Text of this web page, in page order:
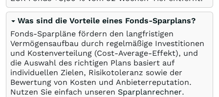
Was sind die Vorteile eines Fonds-Sparplans?
Fonds-Sparpläne fördern den langfristigen
Vermögensaufbau durch regelmäßige Investitionen
und Kostenverteilung (Cost-Average-Effekt), und
die Auswahl des richtigen Plans basiert auf
individuellen Zielen, Risikotoleranz sowie der
Bewertung von Kosten und Anbieterreputation.
Nutzen Sie einfach unseren Sparplanrechner.